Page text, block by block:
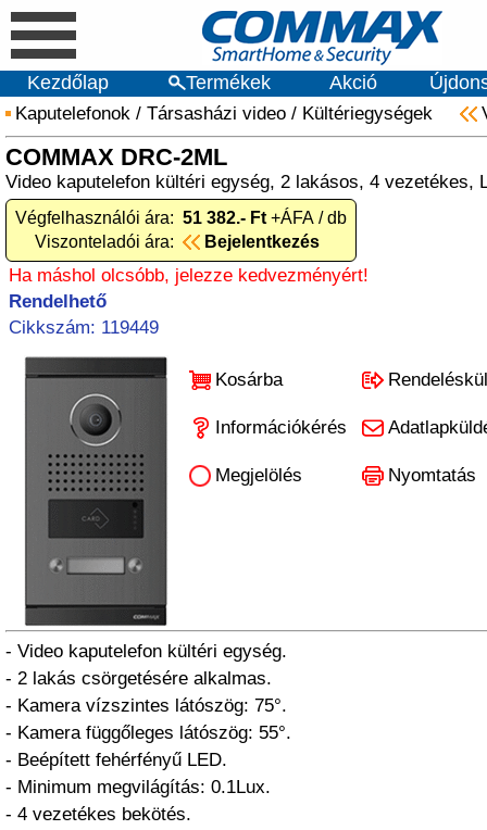
Kezdőlap Termékek Akció
Kaputelefonok / Társasházi video / Kültériegységek
COMMAX DRC-2ML
Video kaputelefon kültéri egység, 2 lakásos, 4 vezetékes,
Végfelhasználói ára: 51 382.- Ft +ÁFA / db
Viszonteladói ára:
Bejelentkezés
Ha máshol olcsóbb, jelezze kedvezményért!
Rendelhető
Cikkszám: 119449
Kosárba
Információkérés
Megjelölés Nyomtatás
- Video kaputelefon kültéri egység.
- 2 lakás csörgetésére alkalmas.
- Kamera vízszintes látószög: 75°.
- Kamera függőleges látószög: 55°.
- Beépített fehérfényű LED.
- Minimum megvilágítás: 0.1Lux.
- 4 vezetékes bekötés.